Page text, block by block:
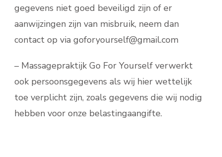
gegevens niet goed beveiligd zijn of er
aanwijzingen zijn van misbruik, neem dan
contact op via goforyourself@gmail.com
– Massagepraktijk Go For Yourself verwerkt
ook persoonsgegevens als wij hier wettelijk
toe verplicht zijn, zoals gegevens die wij nodig
hebben voor onze belastingaangifte.